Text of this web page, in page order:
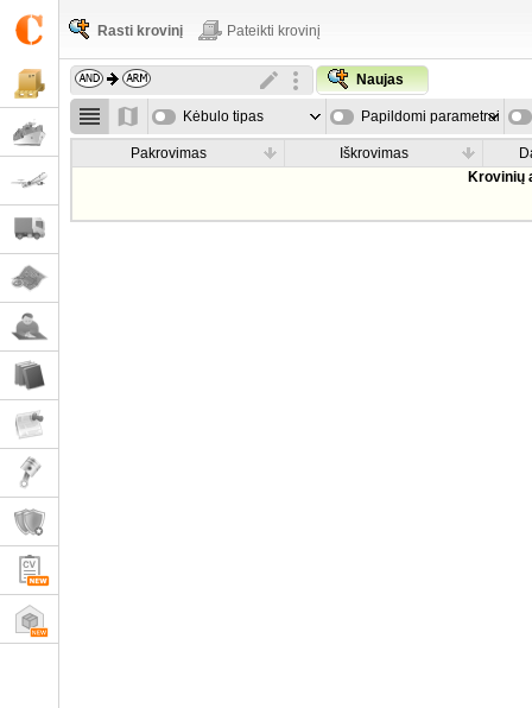
Rasti krovinį Pateikti krovinį
Naujas
Kėbulo tipas Papildomi parametrai
Pakrovimas Iškrovimas
Krovinių